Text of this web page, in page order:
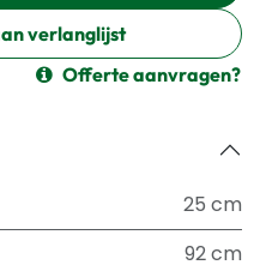
verlanglijst
Offerte aanvragen?
25 cm
92 cm